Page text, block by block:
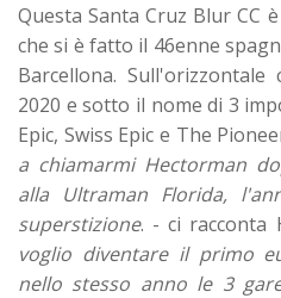
Questa Santa Cruz Blur CC
che si è fatto il 46enne
Barcellona.
2020 e sotto il nome di 3
Epic, Swiss Epic e The
a chiamarmi Hectorman
alla Ultraman Florida,
superstizione. - ci racconta
voglio diventare il primo
nello stesso anno le 3